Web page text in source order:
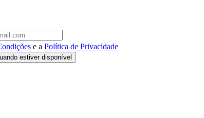
e a Política de Privacidade
estiver disponível